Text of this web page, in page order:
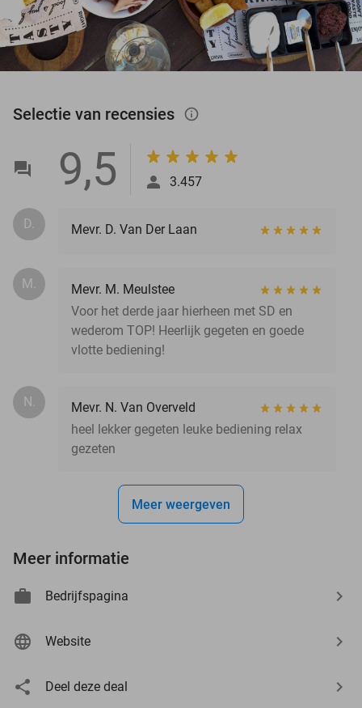
Selectie van recensies info_outlined
9,5 3.457
D. Mevr. D. Van Der Laan
M.
Mevr. M. Meulstee
Voor het derde jaar hierheen met SD en
wederom TOP! Heerlijk gegeten en goede
vlotte bediening!
N.
Mevr. N. Van Overveld
heel lekker gegeten leuke bediening relax
gezeten
Meer weergeven
Meer informatie
Bedrijfspagina
Website
Deel deze deal